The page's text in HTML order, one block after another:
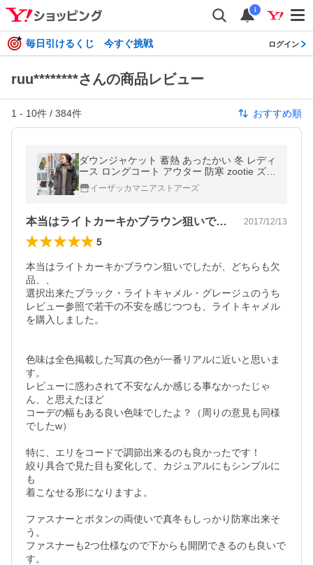
i
毎日引けるくじ 今すぐ挑戦 ログイン
ruu********さんの商品レビュー
1 - 10件 / 384件 おすすめ順
ダウンジャケット 蓄熱 あったかい 冬 レディ
ース ロングコート アウター 防寒 zootie ズー
ティー サニーヒート フェイクダウンコート
イーザッカマニアストアーズ
本当はライトカーキかブラウン狙いでした… 2017/12/13
5
本当はライトカーキかブラウン狙いでしたが、どちらも欠
品、、
選択出来たブラック・ライトキャメル・グレージュのうち
レビュー参照で若干の不安を感じつつも、ライトキャメル
を購入しました。
色味は全色掲載した写真の色が一番リアルに近いと思いま
す。
レビューに惑わされて不安なんか感じる事なかったじゃ
ん、と思えたほど
コーデの幅もある良い色味でしたよ？（周りの意見も同様
でしたw）
特に、エリをコードで調節出来るのも良かったです！
絞り具合で見た目も変化して、カジュアルにもシンプルに
も
着こなせる形になりますよ。
ファスナーとボタンの両使いで真冬もしっかり防寒出来そ
う。
ファスナーも2つ仕様なので下からも開閉できるのも良いで
す。